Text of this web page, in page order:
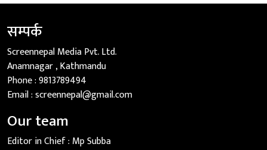
सम्पर्क
Screennepal Media Pvt. Ltd.
Anamnagar , Kathmandu
Phone :9813789494
Email :screennepal@gmail.com
Our team
Editor in Chief : Mp Subba